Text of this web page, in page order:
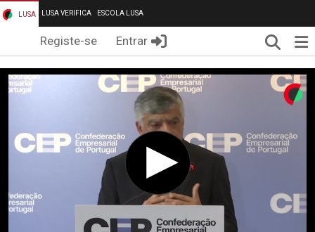
LUSA LUSA VERIFICA ESCOLA LUSA
Registe-se Entrar